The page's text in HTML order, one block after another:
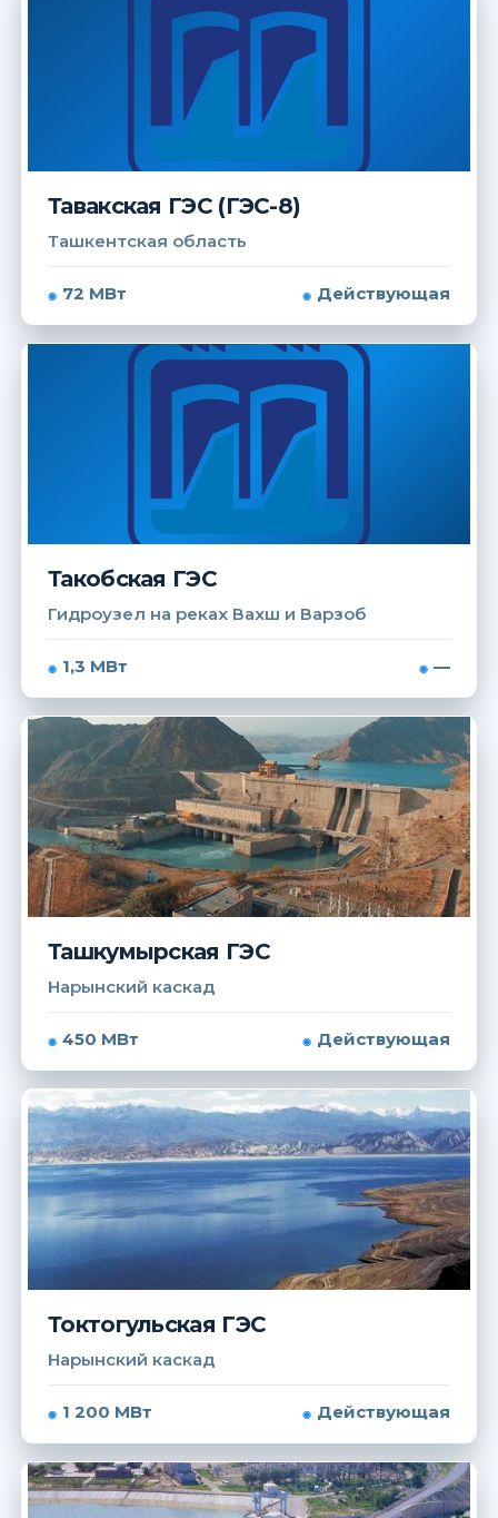
Тавакская ГЭС (ГЭС-8)
Ташкентская область
72 МВт Действующая
Такобская ГЭС
Гидроузел на реках Вахш и Варзоб
1,3 МВт —
Ташкумырская ГЭС
Нарынский каскад
450 МВт Действующая
Токтогульская ГЭС
Нарынский каскад
1 200 МВт Действующая